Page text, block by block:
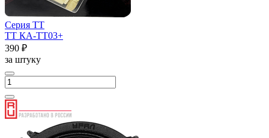
Серия ТТ
ТТ КА-ТТ03+
390 ₽
за штуку